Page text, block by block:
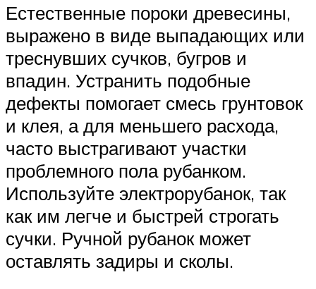
Естественные пороки древесины,
выражено в виде выпадающих или
треснувших сучков, бугров и
впадин. Устранить подобные
дефекты помогает смесь грунтовок
и клея, а для меньшего расхода,
часто выстрагивают участки
проблемного пола рубанком.
Используйте электрорубанок, так
как им легче и быстрей строгать
сучки. Ручной рубанок может
оставлять задиры и сколы.